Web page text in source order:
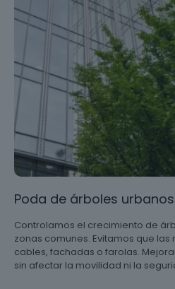
Poda de árboles urbanos
Controlamos el crecimiento de
zonas comunes. Evitamos que
cables, fachadas o farolas.
sin afectar la movilidad ni la